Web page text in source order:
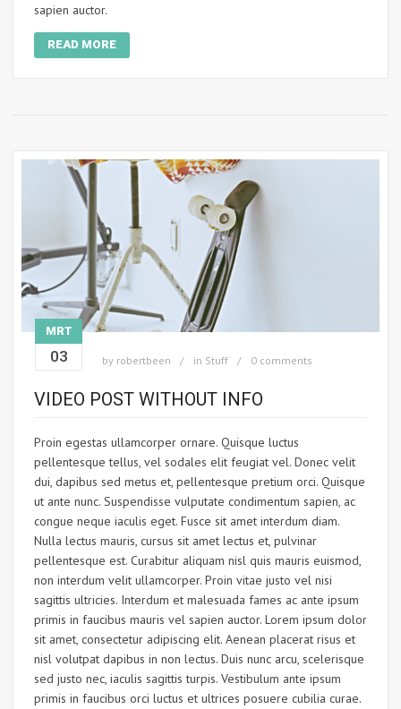
sapien auctor.
READ MORE
MRT
03 by robertbeen in Stuff 0 comments
VIDEO POST WITHOUT INFO
Proin egestas ullamcorper ornare. Quisque luctus
pellentesque tellus, vel sodales elit feugiat vel. Donec velit
dui, dapibus sed metus et, pellentesque pretium orci. Quisque
ut ante nunc. Suspendisse vulputate condimentum sapien, ac
congue neque iaculis eget. Fusce sit amet interdum diam.
Nulla lectus mauris, cursus sit amet lectus et, pulvinar
pellentesque est. Curabitur aliquam nisl quis mauris euismod,
non interdum velit ullamcorper. Proin vitae justo vel nisi
sagittis ultricies. Interdum et malesuada fames ac ante ipsum
primis in faucibus mauris vel sapien auctor. Lorem ipsum dolor
sit amet, consectetur adipiscing elit. Aenean placerat risus et
nisl volutpat dapibus in non lectus. Duis nunc arcu, scelerisque
sed justo nec, iaculis sagittis turpis. Vestibulum ante ipsum
primis in faucibus orci luctus et ultrices posuere cubilia curae.